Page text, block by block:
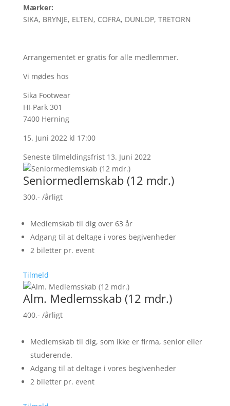
Mærker:
SIKA, BRYNJE, ELTEN, COFRA, DUNLOP, TRETORN
Arrangementet er gratis for alle medlemmer.
Vi mødes hos
Sika Footwear
HI-Park 301
7400 Herning
15. Juni 2022 kl 17:00
Seneste tilmeldingsfrist 13. Juni 2022
Seniormedlemskab (12 mdr.)
300.- /årligt
Medlemskab til dig over 63 år
Adgang til at deltage i vores begivenheder
2 biletter pr. event
Tilmeld
Alm. Medlemsskab (12 mdr.)
400.- /årligt
Medlemskab til dig, som ikke er firma, senior eller
studerende.
Adgang til at deltage i vores begivenheder
2 biletter pr. event